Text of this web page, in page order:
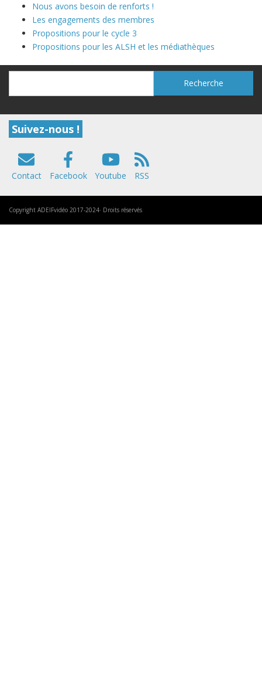
Nous avons besoin de renforts !
Les engagements des membres
Propositions pour le cycle 3
Propositions pour les ALSH et les médiathèques
Suivez-nous !
Contact Facebook Youtube RSS
Copyright ADEIFvidéo 2017-2024· Droits réservés